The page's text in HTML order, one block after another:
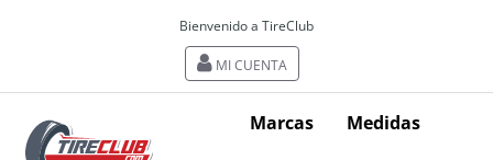
Bienvenido a TireClub
MI CUENTA
Marcas Medidas